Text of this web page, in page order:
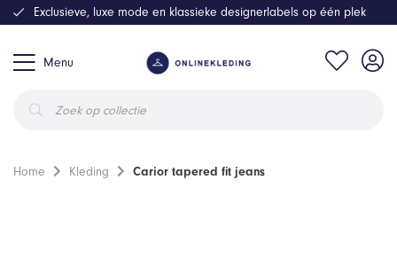
Menu
zoeken
Exclusieve, luxe mode en klassieke designerlabels op één plek
Home Kleding Carior tapered fit jeans